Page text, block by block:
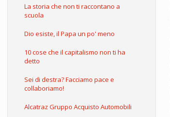
La storia che non ti raccontano a
scuola
Dio esiste, il Papa un po' meno
10 cose che il capitalismo non ti ha
detto
Sei di destra? Facciamo pace e
collaboriamo!
Alcatraz Gruppo Acquisto Automobili